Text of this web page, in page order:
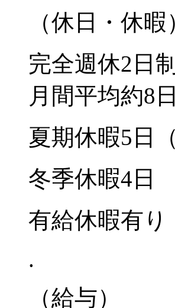
（休日・休暇
完全週休2日
月間平均約8日
夏期休暇5日
冬季休暇4日
有給休暇有り
.
（給与）